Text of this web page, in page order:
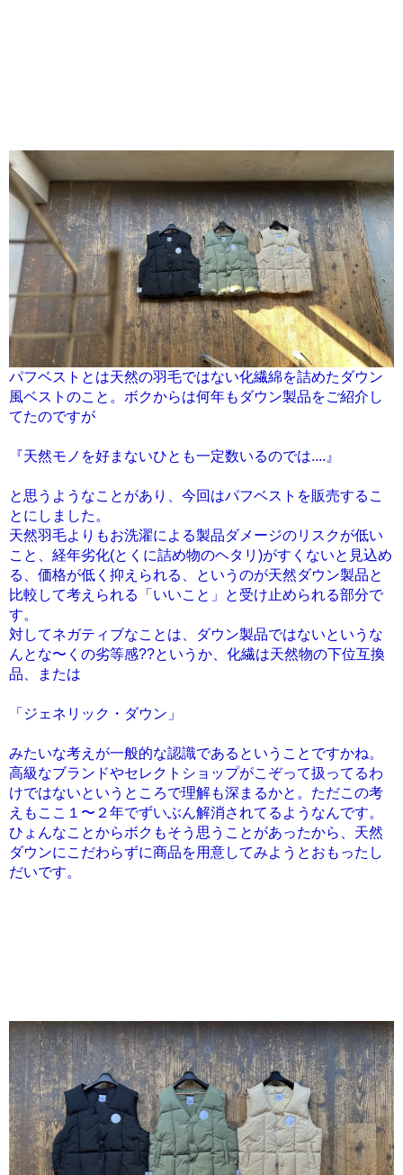
パフベストとは天然の羽毛ではない化繊綿を詰めたダウン
風ベストのこと。ボクからは何年もダウン製品をご紹介し
てたのですが
『天然モノを好まないひとも一定数いるのでは....』
と思うようなことがあり、今回はパフベストを販売するこ
とにしました。
天然羽毛よりもお洗濯による製品ダメージのリスクが低い
こと、経年劣化(とくに詰め物のヘタリ)がすくないと見込め
る、価格が低く抑えられる、というのが天然ダウン製品と
比較して考えられる「いいこと」と受け止められる部分で
す。
対してネガティブなことは、ダウン製品ではないというな
んとな〜くの劣等感??というか、化繊は天然物の下位互換
品、または
「ジェネリック・ダウン」
みたいな考えが一般的な認識であるということですかね。
高級なブランドやセレクトショップがこぞって扱ってるわ
けではないというところで理解も深まるかと。ただこの考
えもここ１〜２年でずいぶん解消されてるようなんです。
ひょんなことからボクもそう思うことがあったから、天然
ダウンにこだわらずに商品を用意してみようとおもったし
だいです。